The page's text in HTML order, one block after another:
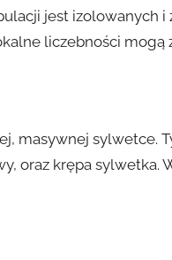
jest izolowanych i
liczebności mogą
masywnej sylwetce.
oraz krępa sylwetka.